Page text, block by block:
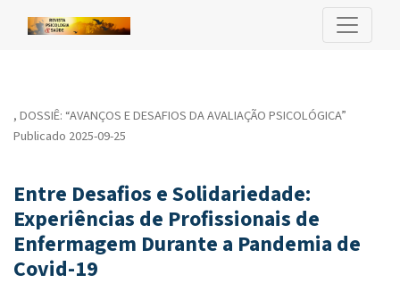
Entre Desafios e Solidariedade: Experiências de Profissionais
,DOSSIÊ: “AVANÇOS E DESAFIOS DA AVALIAÇÃO PSICOLÓGICA”
Entre Desafios e Solidariedade:
Experiências de Profissionais de
Enfermagem Durante a Pandemia de
Covid-19
Publicado 2025-09-25